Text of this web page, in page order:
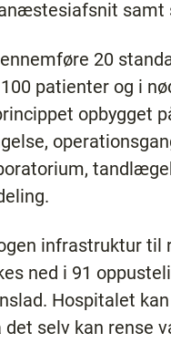
samt
20
patienter og i
opbygget
infrastruktur
ned i 91
Hospitalet
selv kan rense